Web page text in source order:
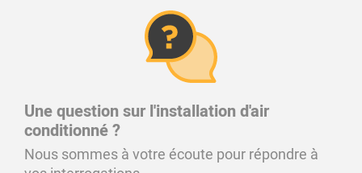
Une question sur l'installation d'air
conditionné ?
Nous sommes à votre écoute pour répondre à